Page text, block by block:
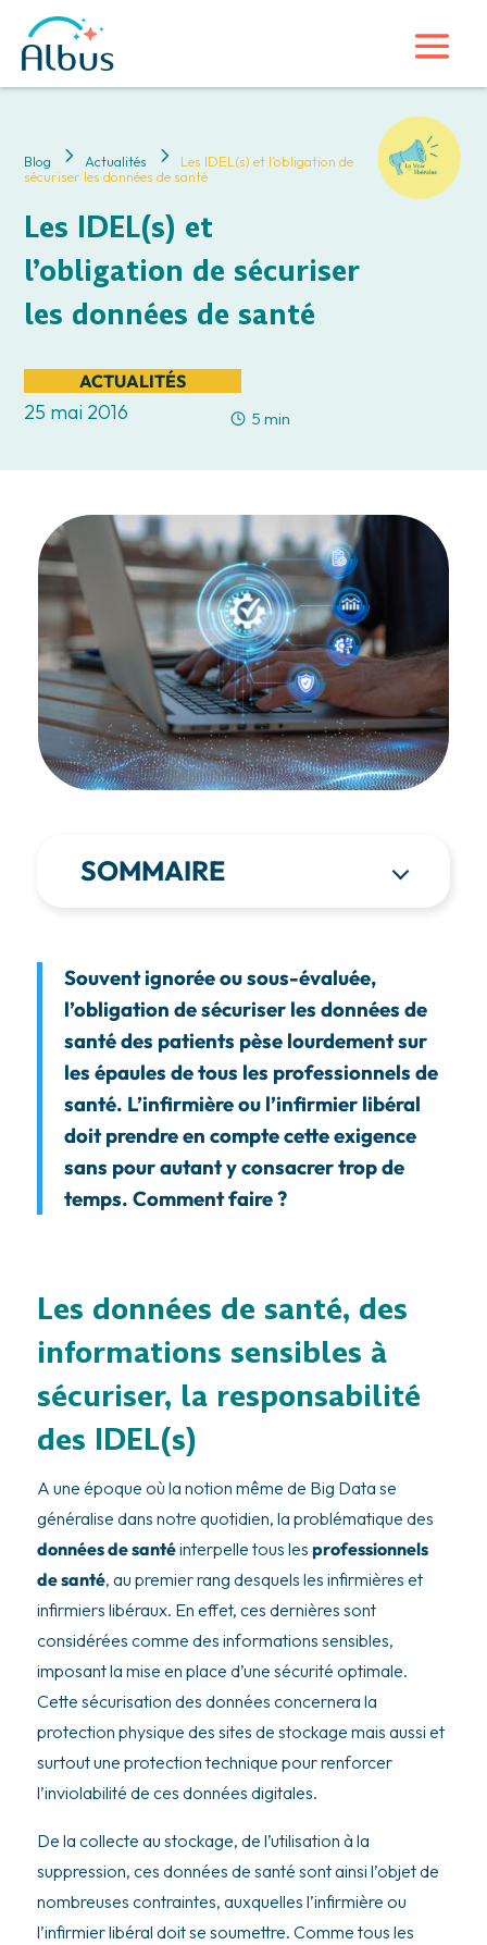
Blog 5 Actualités 5
Les IDEL(s) et l’obligation de
sécuriser les données de santé
Les IDEL(s) et
l’obligation de sécuriser
les données de santé
ACTUALITÉS
25 mai 2016 5 min
SOMMAIRE
Souvent ignorée ou sous-évaluée,
l’obligation de sécuriser les données de
santé des patients pèse lourdement sur
les épaules de tous les professionnels de
santé. L’infirmière ou l’infirmier libéral
doit prendre en compte cette exigence
sans pour autant y consacrer trop de
temps. Comment faire ?
Les données de santé, des
informations sensibles à
sécuriser, la responsabilité
des IDEL(s)
A une époque où la notion même de Big Data se
généralise dans notre quotidien, la problématique des
données de santéinterpelle tous les professionnels
de santé, au premier rang desquels les infirmières et
infirmiers libéraux. En effet, ces dernières sont
considérées comme des informations sensibles,
imposant la mise en place d’une sécurité optimale.
Cette sécurisation des données concernera la
protection physique des sites de stockage mais aussi et
surtout une protection technique pour renforcer
l’inviolabilité de ces données digitales.
De la collecte au stockage, de l’utilisation à la
suppression, ces données de santé sont ainsi l’objet de
nombreuses contraintes, auxquelles l’infirmière ou
l’infirmier libéral doit se soumettre. Comme tous les